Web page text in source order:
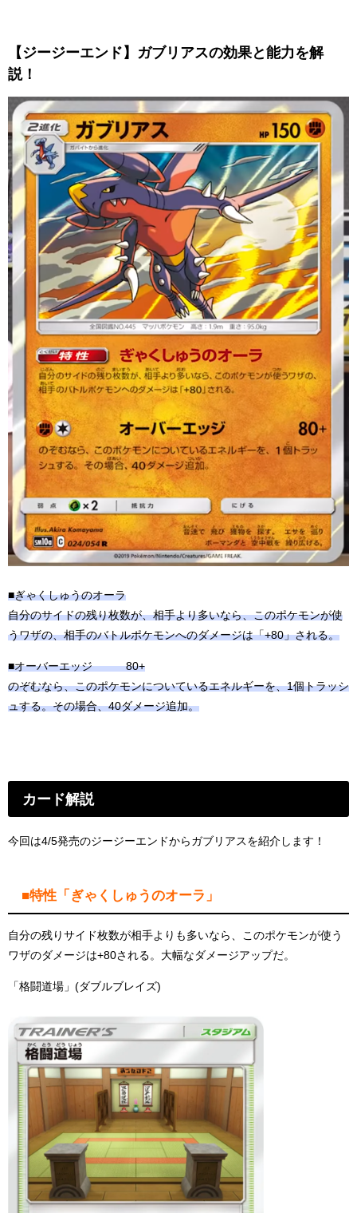
【ジージーエンド】ガブリアスの効果と能力を解
説！
■ぎゃくしゅうのオーラ
自分のサイドの残り枚数が、相手より多いなら、このポケモンが使
うワザの、相手のバトルポケモンへのダメージは「+80」される。
■オーバーエッジ 80+
のぞむなら、このポケモンについているエネルギーを、1個トラッシ
ュする。その場合、40ダメージ追加。
カード解説
今回は4/5発売のジージーエンドからガブリアスを紹介します！
■特性「ぎゃくしゅうのオーラ」
自分の残りサイド枚数が相手よりも多いなら、このポケモンが使う
ワザのダメージは+80される。大幅なダメージアップだ。
「格闘道場」(ダブルブレイズ)